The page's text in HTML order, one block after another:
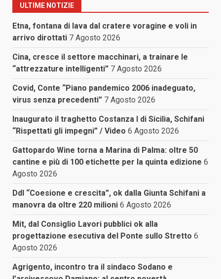
ULTIME NOTIZIE
Etna, fontana di lava dal cratere voragine e voli in
arrivo dirottati 7 Agosto 2026
Cina, cresce il settore macchinari, a trainare le
“attrezzature intelligenti” 7 Agosto 2026
Covid, Conte “Piano pandemico 2006 inadeguato,
virus senza precedenti” 7 Agosto 2026
Inaugurato il traghetto Costanza I di Sicilia, Schifani
“Rispettati gli impegni” / Video 6 Agosto 2026
Gattopardo Wine torna a Marina di Palma: oltre 50
cantine e più di 100 etichette per la quinta edizione 6
Agosto 2026
Ddl “Coesione e crescita”, ok dalla Giunta Schifani a
manovra da oltre 220 milioni 6 Agosto 2026
Mit, dal Consiglio Lavori pubblici ok alla
progettazione esecutiva del Ponte sullo Stretto 6
Agosto 2026
Agrigento, incontro tra il sindaco Sodano e